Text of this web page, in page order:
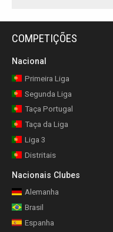
COMPETIÇÕES
Nacional
Primeira Liga
Segunda Liga
Taça Portugal
Taça da Liga
Liga 3
Distritais
Nacionais Clubes
Alemanha
Brasil
Espanha